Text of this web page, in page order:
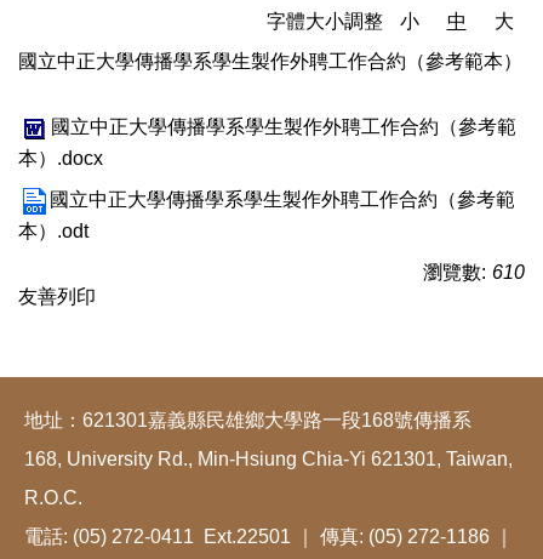
字體大小調整 小 中
大
國立中正大學傳播學系學生製作外聘工作合約（參考範本）
國立中正大學傳播學系學生製作外聘工作合約（參考範
本）.docx
國立中正大學傳播學系學生製作外聘工作合約（參考範
本）.odt
瀏覽數: 610
友善列印
地址：621301嘉義縣民雄鄉大學路一段168號傳播系
168, University Rd., Min-Hsiung Chia-Yi 621301, Taiwan,
R.O.C.
電話: (05) 272-0411 Ext.22501 ｜ 傳真: (05) 272-1186 ｜